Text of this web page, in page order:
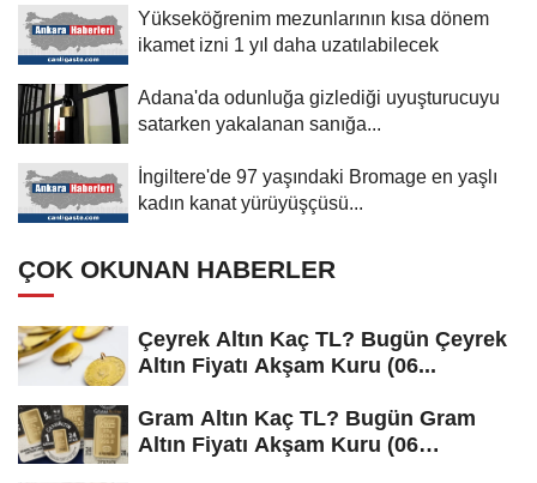
Yükseköğrenim mezunlarının kısa dönem
ikamet izni 1 yıl daha uzatılabilecek
Adana'da odunluğa gizlediği uyuşturucuyu
satarken yakalanan sanığa...
İngiltere'de 97 yaşındaki Bromage en yaşlı
kadın kanat yürüyüşçüsü...
ÇOK OKUNAN HABERLER
Çeyrek Altın Kaç TL? Bugün Çeyrek
Altın Fiyatı Akşam Kuru (06...
Gram Altın Kaç TL? Bugün Gram
Altın Fiyatı Akşam Kuru (06